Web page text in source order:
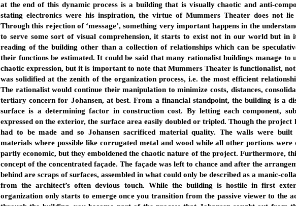
at the end of this dynamic process is a building that is visually chaotic and anti-
stating electronics were his inspiration, the virtue of Mummers Theater does not
Through this rejection of ‘message’, something very important happens in the
to serve some sort of visual comprehension, it starts to exist not in our world but
reading of the building other than a collection of relationships which can be
their functions be estimated. It could be said that many rationalist buildings manage to
chaotic expression, but it is important to note that Mummers Theater is functionalist,
was solidified at the zenith of the organization process, i.e. the most efficient
The rationalist would continue their manipulation to minimize costs, distances,
tertiary concern for Johansen, at best. From a financial standpoint, the building is a
surface is a determining factor in construction cost. By letting each component,
expressed on the exterior, the surface area easily doubled or tripled. Though the project
had to be made and so Johansen sacrificed material quality. The walls were built
materials where possible like corrugated metal and wood while all other portions were
partly economic, but they emboldened the chaotic nature of the project. Furthermore,
concept of the concentrated façade. The façade was left to chance and after the
behind are scraps of surfaces, assembled in what could only be described as a manic-
from the architect’s often devious touch. While the building is hostile in first
organization only starts to emerge once you transition from the passive viewer to the